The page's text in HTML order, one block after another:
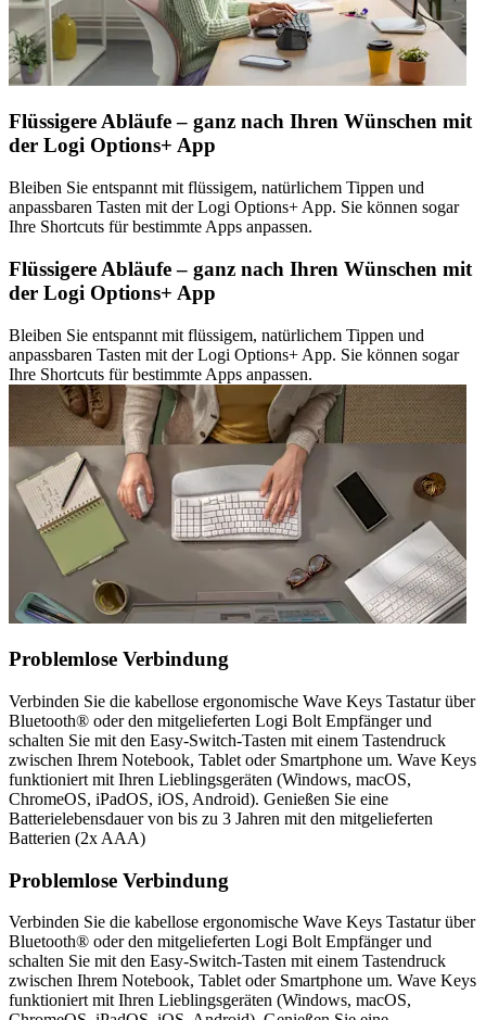
Flüssigere Abläufe – ganz nach Ihren Wünschen mit
der Logi Options+ App
Bleiben Sie entspannt mit flüssigem, natürlichem Tippen und
anpassbaren Tasten mit der Logi Options+ App. Sie können sogar
Ihre Shortcuts für bestimmte Apps anpassen.
Flüssigere Abläufe – ganz nach Ihren Wünschen mit
der Logi Options+ App
Bleiben Sie entspannt mit flüssigem, natürlichem Tippen und
anpassbaren Tasten mit der Logi Options+ App. Sie können sogar
Ihre Shortcuts für bestimmte Apps anpassen.
Problemlose Verbindung
Verbinden Sie die kabellose ergonomische Wave Keys Tastatur über
Bluetooth® oder den mitgelieferten Logi Bolt Empfänger und
schalten Sie mit den Easy-Switch-Tasten mit einem Tastendruck
zwischen Ihrem Notebook, Tablet oder Smartphone um. Wave Keys
funktioniert mit Ihren Lieblingsgeräten (Windows, macOS,
ChromeOS, iPadOS, iOS, Android). Genießen Sie eine
Batterielebensdauer von bis zu 3 Jahren mit den mitgelieferten
Batterien (2x AAA)
Problemlose Verbindung
Verbinden Sie die kabellose ergonomische Wave Keys Tastatur über
Bluetooth® oder den mitgelieferten Logi Bolt Empfänger und
schalten Sie mit den Easy-Switch-Tasten mit einem Tastendruck
zwischen Ihrem Notebook, Tablet oder Smartphone um. Wave Keys
funktioniert mit Ihren Lieblingsgeräten (Windows, macOS,